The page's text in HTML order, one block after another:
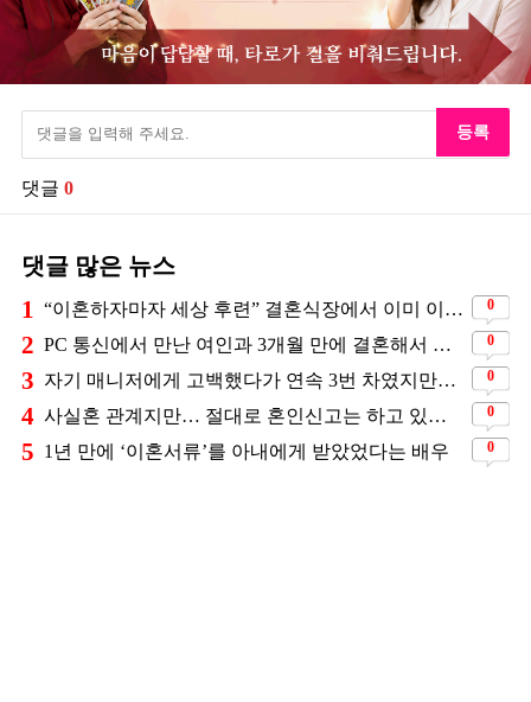
등록
댓글 0
댓글 많은 뉴스
1 “이혼하자마자 세상 후련” 결혼식장에서 이미 이혼을 직감했었다는 배우 0
2 PC 통신에서 만난 여인과 3개월 만에 결혼해서 잘 살고 있는 배우 0
3 자기 매니저에게 고백했다가 연속 3번 차였지만… 결국 결혼에 성공한 배우 0
4 사실혼 관계지만… 절대로 혼인신고는 하고 있지 않다는 배우 0
5 1년 만에 ‘이혼서류’를 아내에게 받았었다는 배우 0